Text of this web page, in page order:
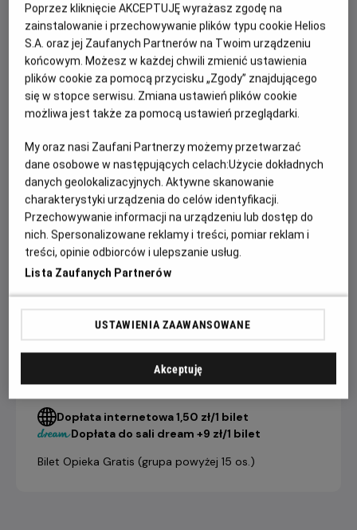
życie. Zamiast się poddać, robią coś, co dla wielu byłoby
szaleństwem: wyruszają w pieszą wędrówkę – ponad
tysiąc kilometrów wzdłuż dzikiego, angielskiego wybrzeża.
Z pustym kontem bankowym, namiotem i garścią
najpotrzebniejszych rzeczy idą przed siebie, krok za
krokiem, szukając ukojenia w wietrze, ciszy i otaczającej ich
rzucił im pod nogi, wciąż mają najważniejsze – siebie
nawzajem. Ta niezwykła podróż stanie się dla nich drogą ku
wolności, miłości i nowemu początkowi.
CENNIK
bilet
indywidualny
osób)
21,90 ZŁ
Dopłata internetowa 1,50 zł/1 bilet
Dopłata do sali dream +9 zł/1 bilet
Bilet Opieka Gratis (grupa powyżej 15 os.)
Poprzez kliknięcie AKCEPTUJĘ wyrażasz zgodę na
zainstalowanie i przechowywanie plików typu cookie Helios
S.A. oraz jej Zaufanych Partnerów na Twoim urządzeniu
końcowym. Możesz w każdej chwili zmienić ustawienia
plików cookie za pomocą przycisku „Zgody” znajdującego
się w stopce serwisu. Zmiana ustawień plików cookie
możliwa jest także za pomocą ustawień przeglądarki.
My oraz nasi Zaufani Partnerzy możemy przetwarzać
dane osobowe w następujących celach:Użycie dokładnych
danych geolokalizacyjnych. Aktywne skanowanie
charakterystyki urządzenia do celów identyfikacji.
Przechowywanie informacji na urządzeniu lub dostęp do
nich. Spersonalizowane reklamy i treści, pomiar reklam i
treści, opinie odbiorców i ulepszanie usług.
Lista Zaufanych Partnerów
USTAWIENIA ZAAWANSOWANE
Akceptuję